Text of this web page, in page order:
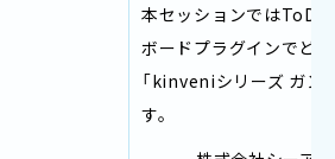
本セッションでは
ボードプラグインでど
「kinveniシリーズ ガン
す。